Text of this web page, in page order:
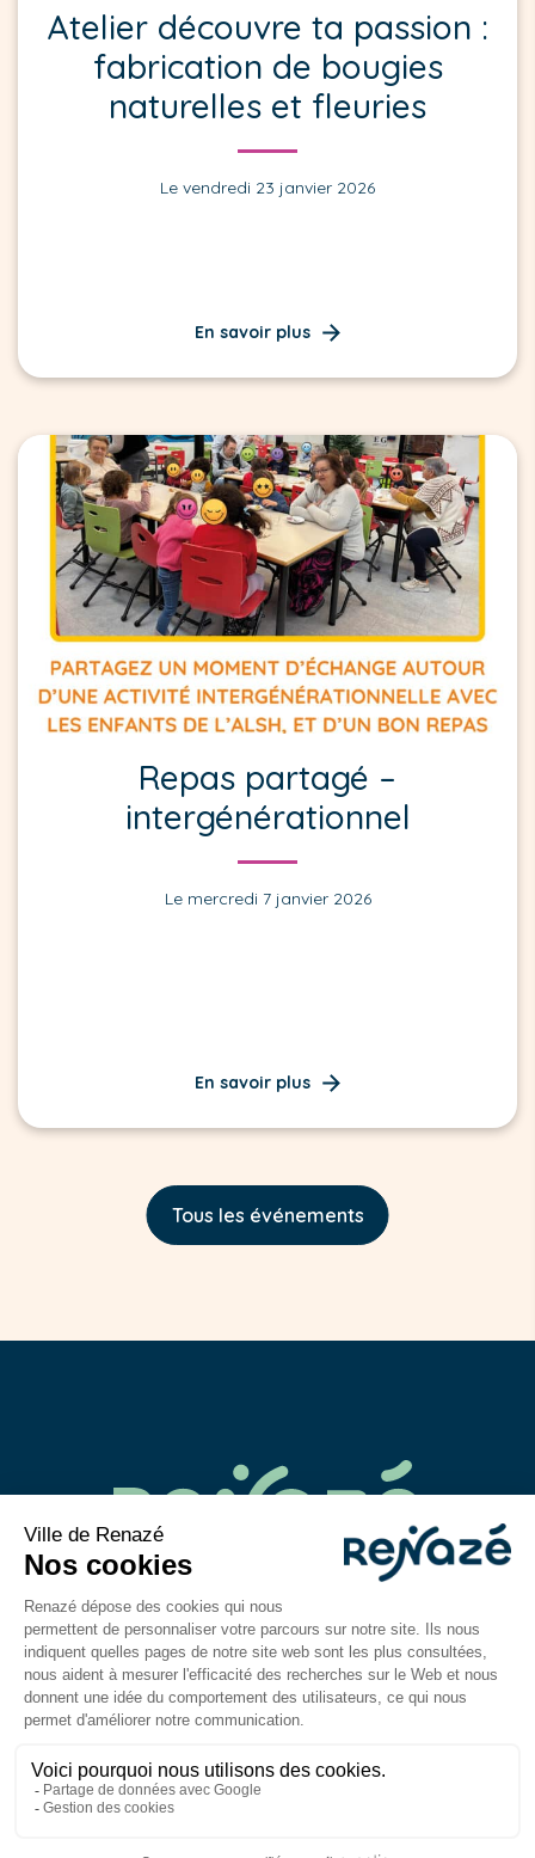
Atelier découvre ta passion :
fabrication de bougies
naturelles et fleuries
Le vendredi 23 janvier 2026
En savoir plus
Repas partagé –
intergénérationnel
Le mercredi 7 janvier 2026
En savoir plus
Tous les événements
02 43 06 40 14
contact@mairie-renaze.fr
Place de l'Europe BP 01
53 800 Renazé
Du lundi au mercredi : 9h-12h30 / 14h–18h
Mentions légales
Accessibilité : partiellement
conforme